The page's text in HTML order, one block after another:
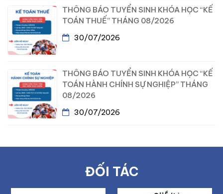
THÔNG BÁO TUYỂN SINH KHÓA HỌC “KẾ
TOÁN THUẾ” THÁNG 08/2026
30/07/2026
THÔNG BÁO TUYỂN SINH KHÓA HỌC “KẾ
TOÁN HÀNH CHÍNH SỰ NGHIỆP” THÁNG
08/2026
30/07/2026
ĐỐI TÁC